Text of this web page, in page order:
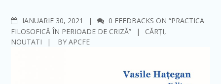
IANUARIE 30, 2021 COMMENTS
0 FEEDBACKS ON “PRACTICA
FILOSOFICĂ ÎN PERIOADE DE CRIZĂ”
CĂRȚI,
NOUTATI
BYAPCFE